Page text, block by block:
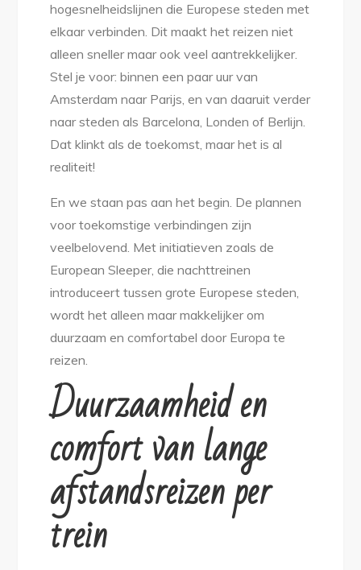
hogesnelheidslijnen die Europese steden met
elkaar verbinden. Dit maakt het reizen niet
alleen sneller maar ook veel aantrekkelijker.
Stel je voor: binnen een paar uur van
Amsterdam naar Parijs, en van daaruit verder
naar steden als Barcelona, Londen of Berlijn.
Dat klinkt als de toekomst, maar het is al
realiteit!
En we staan pas aan het begin. De plannen
voor toekomstige verbindingen zijn
veelbelovend. Met initiatieven zoals de
European Sleeper, die nachttreinen
introduceert tussen grote Europese steden,
wordt het alleen maar makkelijker om
duurzaam en comfortabel door Europa te
reizen.
Duurzaamheid en
comfort van lange
afstandsreizen per
trein